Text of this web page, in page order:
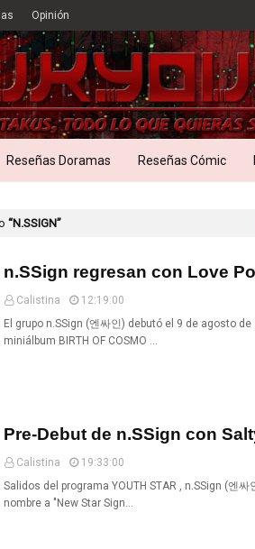
Opinión
Reseñas Doramas Reseñas Cómic
N.SSIGN
n.SSign regresan con Love
Calistina
12:19:00
El grupo n.SSign (엔싸인) debutó el 9 de agosto de
miniálbum BIRTH OF COSMO …
Pre-Debut de n.SSign con
Calistina
19:33:00
Salidos del programa YOUTH STAR , n.SSign (엔싸
nombre a "New Star Sign…